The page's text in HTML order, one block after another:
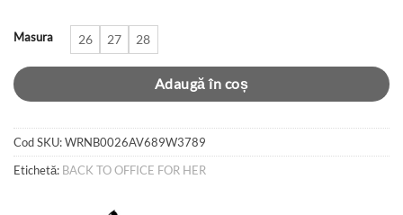
Masura 26 27 28
Adaugă în coș
Cod SKU:WRNB0026AV689W3789
Etichetă: BACK TO OFFICE FOR HER